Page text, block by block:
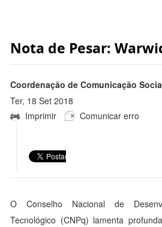
Nota de Pesar:
Coordenação de Comunicação
Ter, 18 Set 2018
18:31:00 -0300
Imprimir Comunicar erro
O Conselho Nacional de
Tecnológico (CNPq) lamenta